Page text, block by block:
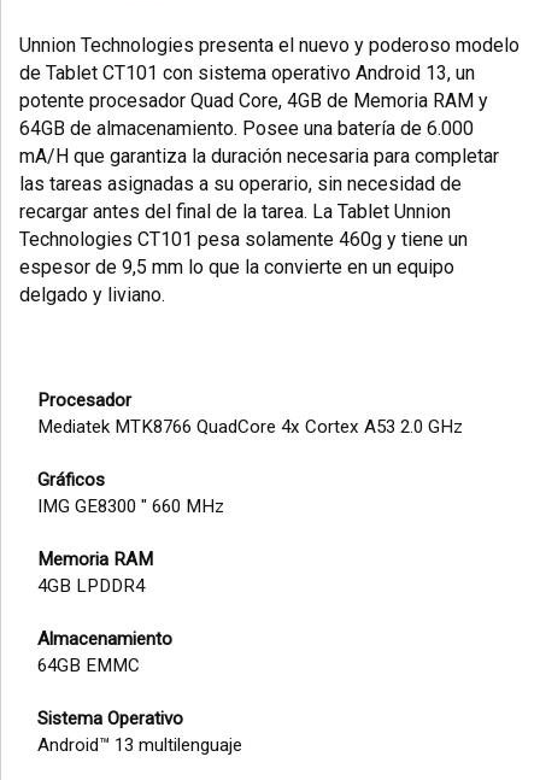
Unnion Technologies presenta el nuevo y poderoso modelo
de Tablet CT101 con sistema operativo Android 13, un
potente procesador Quad Core, 4GB de Memoria RAM y
64GB de almacenamiento. Posee una batería de 6.000
mA/H que garantiza la duración necesaria para completar
las tareas asignadas a su operario, sin necesidad de
recargar antes del final de la tarea. La Tablet Unnion
Technologies CT101 pesa solamente 460g y tiene un
espesor de 9,5 mm lo que la convierte en un equipo
delgado y liviano.
Procesador
Mediatek MTK8766 QuadCore 4x Cortex A53 2.0 GHz
Gráficos
IMG GE8300 " 660 MHz
Memoria RAM
4GB LPDDR4
Almacenamiento
64GB EMMC
Sistema Operativo
Android™ 13 multilenguaje